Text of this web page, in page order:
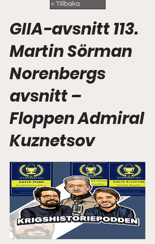
< Tillbaka
GIIA-avsnitt 113.
Martin Sörman
Norenbergs
avsnitt –
Floppen Admiral
Kuznetsov